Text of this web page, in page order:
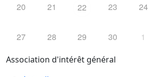
20 21 22 23 24
27 28 29 30 1
Association d'intérêt général